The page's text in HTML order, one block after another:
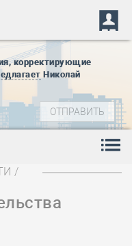
корректирующие
Николай
/